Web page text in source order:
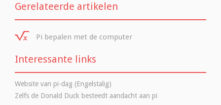
Gerelateerde artikelen
Pi bepalen met de computer
Interessante links
Website van pi-dag (Engelstalig)
Zelfs de Donald Duck besteedt aandacht aan pi